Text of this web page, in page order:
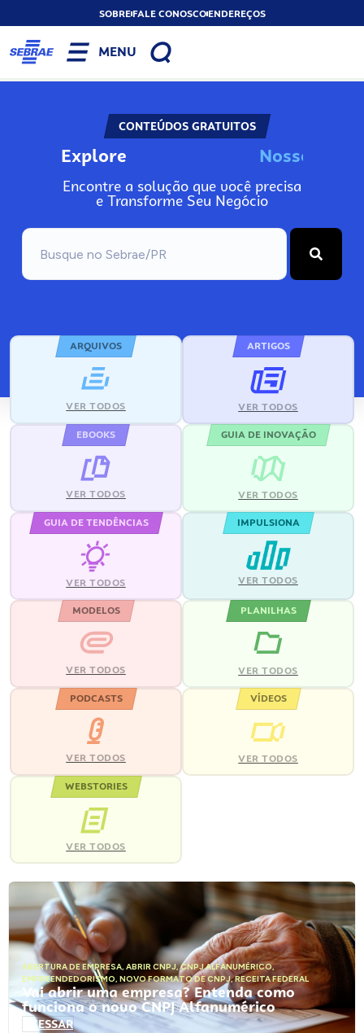
SOBREFALE CONOSCOENDEREÇOS
MENU
CONTEÚDOS GRATUITOS
Explore o
No
Encontre a solução que você precisa
e Transforme Seu Negócio
ARQUIVOS
VER TODOS
ARTIGOS
VER TODOS
EBOOKS
VER TODOS
GUIA DE INOVAÇÃO
VER TODOS
GUIA DE TENDÊNCIAS
VER TODOS
IMPULSIONA
VER TODOS
MODELOS
VER TODOS
PLANILHAS
VER TODOS
PODCASTS
VER TODOS
VÍDEOS
VER TODOS
WEBSTORIES
VER TODOS
ABERTURA DE EMPRESA, ABRIR CNPJ,CNPJ ALFANUMÉRICO,
EMPREENDEDORISMO, NOVO FORMATO DE CNPJ,RECEITA FEDERAL
Vai abrir uma empresa? Entenda como
funciona o novo CNPJ Alfanumérico
ACESSAR